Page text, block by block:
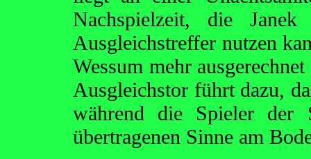
Nachspielzeit, die
Ausgleichstreffer nutzen
Wessum mehr
Ausgleichstor führt dazu,
während die Spieler der
übertragenen Sinne am